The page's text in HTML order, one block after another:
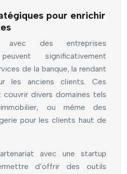
pour enrichir
avec des entreprises
significativement
de la banque, la rendant
les anciens clients. Ces
couvrir divers domaines tels
ou même des
pour les clients haut de
avec une startup
d’offrir des outils